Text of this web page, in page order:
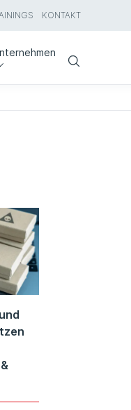
KONTAKT
Search